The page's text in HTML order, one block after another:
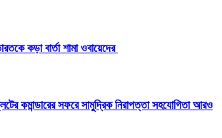
কড়া বার্তা শামা ওবায়েদের
কমান্ডারের সফরে সামুদ্রিক নিরাপত্তা সহযোগিতা আরও